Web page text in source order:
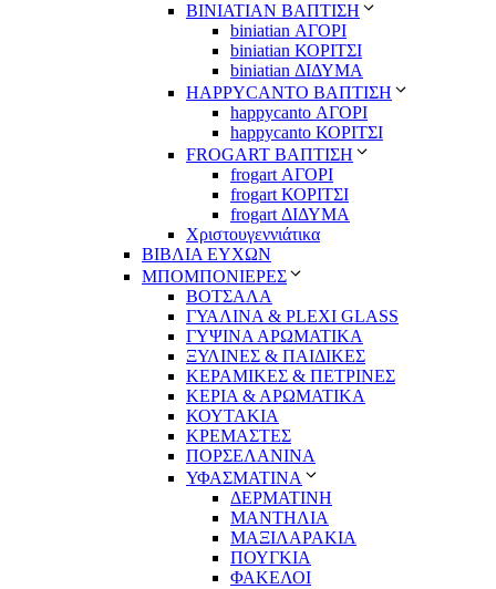
ΒΙΝΙΑΤΙΑΝ ΒΑΠΤΙΣΗ
biniatian ΑΓΟΡΙ
biniatian ΚΟΡΙΤΣΙ
biniatian ΔΙΔΥΜΑ
HAPPYCANTO ΒΑΠΤΙΣΗ
happycanto ΑΓΟΡΙ
happycanto ΚΟΡΙΤΣΙ
FROGART ΒΑΠΤΙΣΗ
frogart ΑΓΟΡΙ
frogart ΚΟΡΙΤΣΙ
frogart ΔΙΔΥΜΑ
Χριστουγεννιάτικα
ΒΙΒΛΙΑ ΕΥΧΩΝ
ΜΠΟΜΠΟΝΙΕΡΕΣ
ΒΟΤΣΑΛΑ
ΓΥΑΛΙΝΑ & PLEXI GLASS
ΓΥΨΙΝΑ ΑΡΩΜΑΤΙΚΑ
ΞΥΛΙΝΕΣ & ΠΑΙΔΙΚΕΣ
ΚΕΡΑΜΙΚΕΣ & ΠΕΤΡΙΝΕΣ
ΚΕΡΙΑ & ΑΡΩΜΑΤΙΚΑ
ΚΟΥΤΑΚΙΑ
ΚΡΕΜΑΣΤΕΣ
ΠΟΡΣΕΛΑΝΙΝΑ
ΥΦΑΣΜΑΤΙΝA
ΔΕΡΜΑΤΙΝΗ
ΜΑΝΤΗΛΙΑ
ΜΑΞΙΛΑΡΑΚΙΑ
ΠΟΥΓΚΙΑ
ΦΑΚΕΛΟΙ